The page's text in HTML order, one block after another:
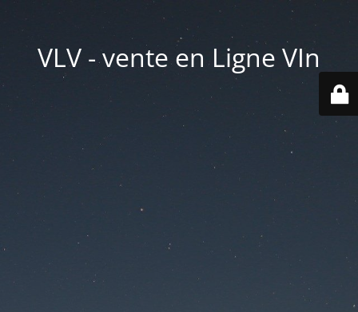
VLV - vente en Ligne VIn